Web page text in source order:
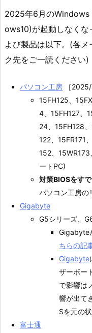
2025年6月の
ows10)が起動しなくな
よび製品は以下。(各
ク先をご一読ください)
パソコン工房 ［
15FH125、
4、15FH127、
24、15FH128
122、15FR171
152、15WR173
ートPC)
対策BIOSをす
パソコン工房の
Gigabyte
G5シリーズ、
Gigabyte
ちらの記
Gigabyte
ザーボー
で影響は
響が出て
Sを元の
富士通